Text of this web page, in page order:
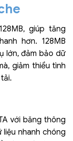
giúp tăng
hơn. 128MB
lớn, đảm bảo dữ
giảm thiểu tình
với băng thông
nhanh chóng